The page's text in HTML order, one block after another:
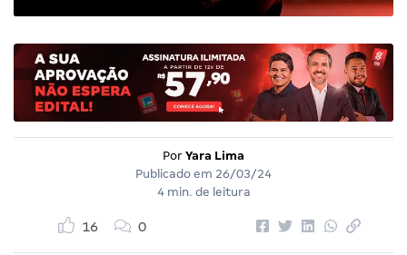
Por Yara Lima
Publicado em 26/03/24
4 min. de leitura
16 0